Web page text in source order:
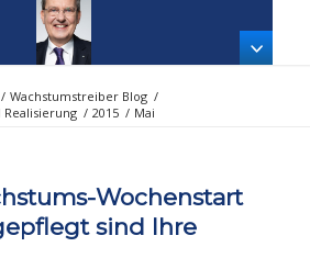
/ Wachstumstreiber Blog /
/ 2015 / Mai
Wochenstart
sind Ihre